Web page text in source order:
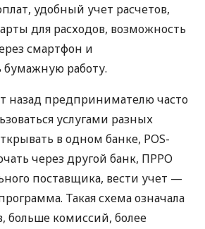
удобный учет расчетов,
для расходов, возможность
смартфон и
работу.
назад предпринимателю часто
услугами разных
в одном банке, POS-
через другой банк, ПРРО
поставщика, вести учет —
Такая схема означала
больше комиссий, более